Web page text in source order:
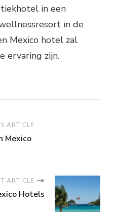
in een
in de
Mexico hotel zal
ervaring zijn.
ARTICLE
Mexico
ARTICLE
Hotels